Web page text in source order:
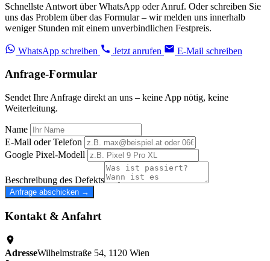
Schnellste Antwort über WhatsApp oder Anruf. Oder schreiben Sie
uns das Problem über das Formular – wir melden uns innerhalb
weniger Stunden mit einem unverbindlichen Festpreis.
WhatsApp schreiben Jetzt anrufen E-Mail schreiben
Anfrage-Formular
Sendet Ihre Anfrage direkt an uns – keine App nötig, keine
Weiterleitung.
Name
E-Mail oder Telefon
Google Pixel-Modell
Beschreibung des Defekts
Anfrage abschicken →
Kontakt & Anfahrt
AdresseWilhelmstraße 54, 1120 Wien